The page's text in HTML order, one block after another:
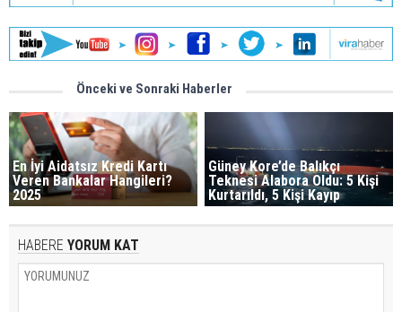
Önceki ve Sonraki Haberler
En İyi Aidatsız Kredi Kartı
Veren Bankalar Hangileri?
2025
Güney Kore’de Balıkçı
Teknesi Alabora Oldu: 5 Kişi
Kurtarıldı, 5 Kişi Kayıp
HABERE YORUM KAT